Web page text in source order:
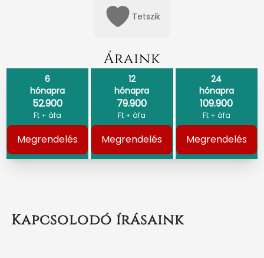
Tetszik
Áraink
6
hónapra
52.900
Ft + áfa
Megrendelés
12
hónapra
79.900
Ft + áfa
Megrendelés
24
hónapra
109.900
Ft + áfa
Megrendelés
Kapcsolodó írásaink